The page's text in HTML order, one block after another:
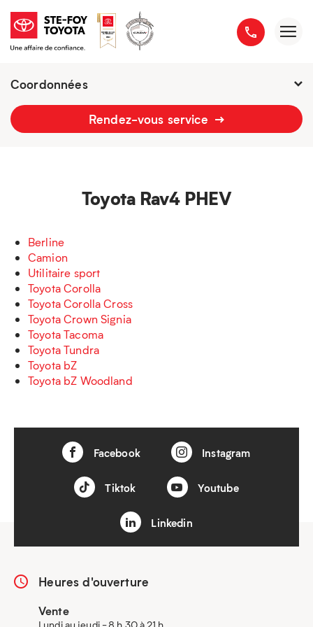
Coordonnées
Fermé : samedi-
Rendez-vous service
Toyota Rav4 PHEV
Berline
Camion
Utilitaire sport
Toyota Corolla
Toyota Corolla Cross
Toyota Crown Signia
Toyota Tacoma
Toyota Tundra
Toyota bZ
Toyota bZ Woodland
Facebook Instagram
Tiktok Youtube
Linkedin
Heures d'ouverture
Vente